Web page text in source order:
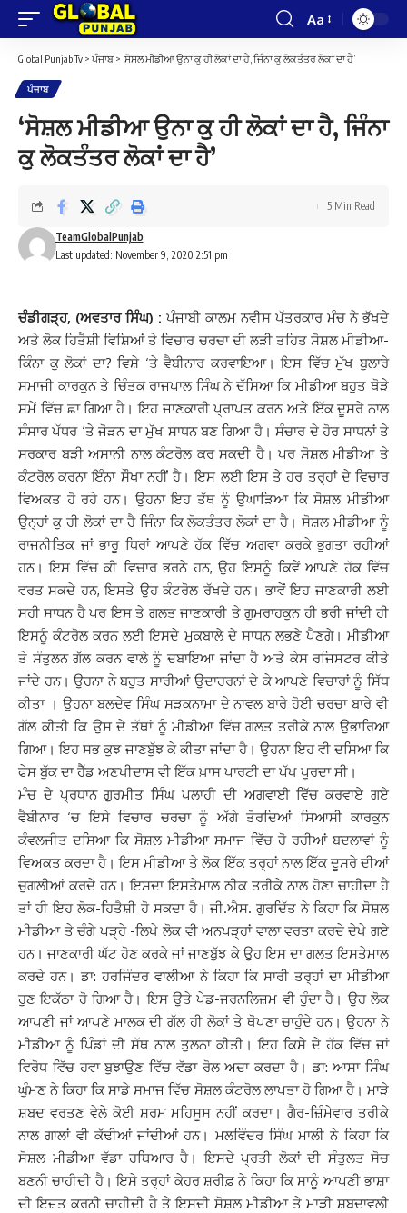
Font
Resizer
Aa
Global Punjab Tv > ਪੰਜਾਬ > ‘ਸੋਸ਼ਲ ਮੀਡੀਆ ਉਨਾ ਕੁ ਹੀ ਲੋਕਾਂ ਦਾ ਹੈ, ਜਿੰਨਾ ਕੁ ਲੋਕਤੰਤਰ ਲੋਕਾਂ ਦਾ ਹੈ’
ਪੰਜਾਬ
‘ਸੋਸ਼ਲ ਮੀਡੀਆ ਉਨਾ ਕੁ ਹੀ ਲੋਕਾਂ ਦਾ ਹੈ, ਜਿੰਨਾ
ਕੁ ਲੋਕਤੰਤਰ ਲੋਕਾਂ ਦਾ ਹੈ’
Last updated: November 9, 2020 2:51 pm
TeamGlobalPunjab
5 Min Read
ਚੰਡੀਗੜ੍ਹ, (ਅਵਤਾਰ ਸਿੰਘ) : ਪੰਜਾਬੀ ਕਾਲਮ ਨਵੀਸ ਪੱਤਰਕਾਰ ਮੰਚ ਨੇ ਭੱਖਦੇ
ਅਤੇ ਲੋਕ ਹਿਤੈਸ਼ੀ ਵਿਸ਼ਿਆਂ ਤੇ ਵਿਚਾਰ ਚਰਚਾ ਦੀ ਲੜੀ ਤਹਿਤ ਸੋਸ਼ਲ ਮੀਡੀਆ-
ਕਿੰਨਾ ਕੁ ਲੋਕਾਂ ਦਾ? ਵਿਸ਼ੇ ‘ਤੇ ਵੈਬੀਨਾਰ ਕਰਵਾਇਆ। ਇਸ ਵਿੱਚ ਮੁੱਖ ਬੁਲਾਰੇ
ਸਮਾਜੀ ਕਾਰਕੁਨ ਤੇ ਚਿੰਤਕ ਰਾਜਪਾਲ ਸਿੰਘ ਨੇ ਦੱਸਿਆ ਕਿ ਮੀਡੀਆ ਬਹੁਤ ਥੋੜੇ
ਸਮੇਂ ਵਿੱਚ ਛਾ ਗਿਆ ਹੈ। ਇਹ ਜਾਣਕਾਰੀ ਪ੍ਰਾਪਤ ਕਰਨ ਅਤੇ ਇੱਕ ਦੂਸਰੇ ਨਾਲ
ਸੰਸਾਰ ਪੱਧਰ ‘ਤੇ ਜੋੜਨ ਦਾ ਮੁੱਖ ਸਾਧਨ ਬਣ ਗਿਆ ਹੈ। ਸੰਚਾਰ ਦੇ ਹੋਰ ਸਾਧਨਾਂ ਤੇ
ਸਰਕਾਰ ਬੜੀ ਅਸਾਨੀ ਨਾਲ ਕੰਟਰੋਲ ਕਰ ਸਕਦੀ ਹੈ। ਪਰ ਸੋਸ਼ਲ ਮੀਡੀਆ ਤੇ
ਕੰਟਰੋਲ ਕਰਨਾ ਇੰਨਾ ਸੌਖਾ ਨਹੀਂ ਹੈ। ਇਸ ਲਈ ਇਸ ਤੇ ਹਰ ਤਰ੍ਹਾਂ ਦੇ ਵਿਚਾਰ
ਵਿਅਕਤ ਹੋ ਰਹੇ ਹਨ। ਉਹਨਾ ਇਹ ਤੱਥ ਨੂੰ ਉਘਾੜਿਆ ਕਿ ਸੋਸ਼ਲ ਮੀਡੀਆ
ਉਨ੍ਹਾਂ ਕੁ ਹੀ ਲੋਕਾਂ ਦਾ ਹੈ ਜਿੰਨਾ ਕਿ ਲੋਕਤੰਤਰ ਲੋਕਾਂ ਦਾ ਹੈ। ਸੋਸ਼ਲ ਮੀਡੀਆ ਨੂੰ
ਰਾਜਨੀਤਿਕ ਜਾਂ ਭਾਰੂ ਧਿਰਾਂ ਆਪਣੇ ਹੱਕ ਵਿੱਚ ਅਗਵਾ ਕਰਕੇ ਭੁਗਤਾ ਰਹੀਆਂ
ਹਨ। ਇਸ ਵਿੱਚ ਕੀ ਵਿਚਾਰ ਭਰਨੇ ਹਨ, ਉਹ ਇਸਨੂੰ ਕਿਵੇਂ ਆਪਣੇ ਹੱਕ ਵਿੱਚ
ਵਰਤ ਸਕਦੇ ਹਨ, ਇਸਤੇ ਉਹ ਕੰਟਰੋਲ ਰੱਖਦੇ ਹਨ। ਭਾਵੇਂ ਇਹ ਜਾਣਕਾਰੀ ਲਈ
ਸਹੀ ਸਾਧਨ ਹੈ ਪਰ ਇਸ ਤੇ ਗਲਤ ਜਾਣਕਾਰੀ ਤੇ ਗੁਮਰਾਹਕੁਨ ਹੀ ਭਰੀ ਜਾਂਦੀ ਹੀ
ਇਸਨੂੰ ਕੰਟਰੋਲ ਕਰਨ ਲਈ ਇਸਦੇ ਮੁਕਬਾਲੇ ਦੇ ਸਾਧਨ ਲਭਣੇ ਪੈਣਗੇ। ਮੀਡੀਆ
ਤੇ ਸੰਤੁਲਨ ਗੱਲ ਕਰਨ ਵਾਲੇ ਨੂੰ ਦਬਾਇਆ ਜਾਂਦਾ ਹੈ ਅਤੇ ਕੇਸ ਰਜਿਸਟਰ ਕੀਤੇ
ਜਾਂਦੇ ਹਨ। ਉਹਨਾ ਨੇ ਬਹੁਤ ਸਾਰੀਆਂ ਉਦਾਹਰਨਾਂ ਦੇ ਕੇ ਆਪਣੇ ਵਿਚਾਰਾਂ ਨੂੰ ਸਿੱਧ
ਕੀਤਾ । ਉਹਨਾ ਬਲਦੇਵ ਸਿੰਘ ਸੜਕਨਾਮਾ ਦੇ ਨਾਵਲ ਬਾਰੇ ਹੋਈ ਚਰਚਾ ਬਾਰੇ ਵੀ
ਗੱਲ ਕੀਤੀ ਕਿ ਉਸ ਦੇ ਤੱਥਾਂ ਨੂੰ ਮੀਡੀਆ ਵਿੱਚ ਗਲਤ ਤਰੀਕੇ ਨਾਲ ਉਭਾਰਿਆ
ਗਿਆ। ਇਹ ਸਭ ਕੁਝ ਜਾਣਬੁੱਝ ਕੇ ਕੀਤਾ ਜਾਂਦਾ ਹੈ। ਉਹਨਾ ਇਹ ਵੀ ਦਸਿਆ ਕਿ
ਫੇਸ ਬੁੱਕ ਦਾ ਹੈੱਡ ਅਣਖੀਦਾਸ ਵੀ ਇੱਕ ਖ਼ਾਸ ਪਾਰਟੀ ਦਾ ਪੱਖ ਪੂਰਦਾ ਸੀ।
ਮੰਚ ਦੇ ਪ੍ਰਧਾਨ ਗੁਰਮੀਤ ਸਿੰਘ ਪਲਾਹੀ ਦੀ ਅਗਵਾਈ ਵਿੱਚ ਕਰਵਾਏ ਗਏ
ਵੈਬੀਨਾਰ ‘ਚ ਇਸੇ ਵਿਚਾਰ ਚਰਚਾ ਨੂੰ ਅੱਗੇ ਤੋਰਦਿਆਂ ਸਿਆਸੀ ਕਾਰਕੁਨ
ਕੰਵਲਜੀਤ ਦਸਿਆ ਕਿ ਸੋਸ਼ਲ ਮੀਡੀਆ ਸਮਾਜ ਵਿੱਚ ਹੋ ਰਹੀਆਂ ਬਦਲਾਵਾਂ ਨੂੰ
ਵਿਅਕਤ ਕਰਦਾ ਹੈ। ਇਸ ਮੀਡੀਆ ਤੇ ਲੋਕ ਇੱਕ ਤਰ੍ਹਾਂ ਨਾਲ ਇੱਕ ਦੂਸਰੇ ਦੀਆਂ
ਚੁਗਲੀਆਂ ਕਰਦੇ ਹਨ। ਇਸਦਾ ਇਸਤੇਮਾਲ ਠੀਕ ਤਰੀਕੇ ਨਾਲ ਹੋਣਾ ਚਾਹੀਦਾ ਹੈ
ਤਾਂ ਹੀ ਇਹ ਲੋਕ-ਹਿਤੈਸ਼ੀ ਹੋ ਸਕਦਾ ਹੈ। ਜੀ.ਐਸ. ਗੁਰਦਿੱਤ ਨੇ ਕਿਹਾ ਕਿ ਸੋਸ਼ਲ
ਮੀਡੀਆ ਤੇ ਚੰਗੇ ਪੜ੍ਹੇ -ਲਿਖੇ ਲੋਕ ਵੀ ਅਨਪੜ੍ਹਾਂ ਵਾਲਾ ਵਰਤਾ ਕਰਦੇ ਦੇਖੇ ਗਏ
ਹਨ। ਜਾਣਕਾਰੀ ਘੱਟ ਹੋਣ ਕਰਕੇ ਜਾਂ ਜਾਣਬੁੱਝ ਕੇ ਉਹ ਇਸ ਦਾ ਗਲਤ ਇਸਤੇਮਾਲ
ਕਰਦੇ ਹਨ। ਡਾ: ਹਰਜਿੰਦਰ ਵਾਲੀਆ ਨੇ ਕਿਹਾ ਕਿ ਸਾਰੀ ਤਰ੍ਹਾਂ ਦਾ ਮੀਡੀਆ
ਹੁਣ ਇਕੱਠਾ ਹੋ ਗਿਆ ਹੈ। ਇਸ ਉਤੇ ਪੇਡ-ਜਰਨਲਿਜ਼ਮ ਵੀ ਹੁੰਦਾ ਹੈ। ਉਹ ਲੋਕ
ਆਪਣੀ ਜਾਂ ਆਪਣੇ ਮਾਲਕ ਦੀ ਗੱਲ ਹੀ ਲੋਕਾਂ ਤੇ ਥੋਪਣਾ ਚਾਹੁੰਦੇ ਹਨ। ਉਹਨਾ ਨੇ
ਮੀਡੀਆ ਨੂੰ ਪਿੰਡਾਂ ਦੀ ਸੱਥ ਨਾਲ ਤੁਲਨਾ ਕੀਤੀ। ਇਹ ਕਿਸੇ ਦੇ ਹੱਕ ਵਿੱਚ ਜਾਂ
ਵਿਰੋਧ ਵਿੱਚ ਹਵਾ ਬੁਝਾਉਣ ਵਿੱਚ ਵੱਡਾ ਰੋਲ ਅਦਾ ਕਰਦਾ ਹੈ। ਡਾ: ਆਸਾ ਸਿੰਘ
ਘੁੰਮਣ ਨੇ ਕਿਹਾ ਕਿ ਸਾਡੇ ਸਮਾਜ ਵਿੱਚ ਸੋਸ਼ਲ ਕੰਟਰੋਲ ਲਾਪਤਾ ਹੋ ਗਿਆ ਹੈ। ਮਾੜੇ
ਸ਼ਬਦ ਵਰਤਣ ਵੇਲੇ ਕੋਈ ਸ਼ਰਮ ਮਹਿਸੂਸ ਨਹੀਂ ਕਰਦਾ। ਗੈਰ-ਜ਼ਿੰਮੇਵਾਰ ਤਰੀਕੇ
ਨਾਲ ਗਾਲਾਂ ਵੀ ਕੱਢੀਆਂ ਜਾਂਦੀਆਂ ਹਨ। ਮਲਵਿੰਦਰ ਸਿੰਘ ਮਾਲੀ ਨੇ ਕਿਹਾ ਕਿ
ਸੋਸ਼ਲ ਮੀਡੀਆ ਵੱਡਾ ਹਥਿਆਰ ਹੈ। ਇਸਦੇ ਪ੍ਰਤੀ ਲੋਕਾਂ ਦੀ ਸੰਤੁਲਤ ਸੋਚ
ਬਣਨੀ ਚਾਹੀਦੀ ਹੈ। ਇਸੇ ਤਰ੍ਹਾਂ ਕੇਹਰ ਸ਼ਰੀਫ਼ ਨੇ ਕਿਹਾ ਕਿ ਸਾਨੂੰ ਆਪਣੀ ਭਾਸ਼ਾ
ਦੀ ਇਜ਼ਤ ਕਰਨੀ ਚਾਹੀਦੀ ਹੈ ਤੇ ਇਸਦੀ ਸੋਸ਼ਲ ਮੀਡੀਆ ਤੇ ਮਾੜੀ ਸ਼ਬਦਾਵਲੀ